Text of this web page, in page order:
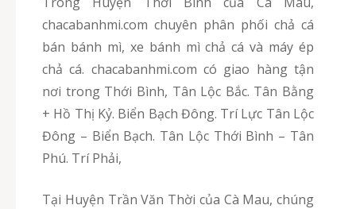
chacabanhmi.com chuyên phân phối chả cá
bán bánh mì, xe bánh mì chả cá và máy ép
chả cá. chacabanhmi.com có giao hàng tận
nơi trong Thới Bình, Tân Lộc Bắc. Tân Bằng
+ Hồ Thị Kỷ. Biển Bạch Đông. Trí Lực Tân Lộc
Đông – Biển Bạch. Tân Lộc Thới Bình – Tân
Phú. Trí Phải,
Tại Huyện Trần Văn Thời của Cà Mau, chúng